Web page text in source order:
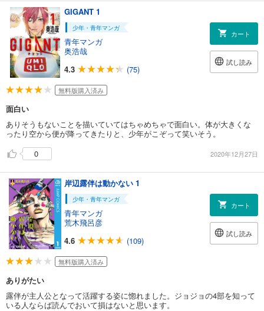
GIGANT 1
少年・青年マンガ
青年マンガ
奥浩哉
4.3
(75)
カート
試し読み
無料版購入済み
面白い
ありそうもないことを描いていてはちゃめちゃで面白い。体が大きくな
ったり空から便が降ってきたりと、少年がこぞって笑いそう。
0
2020年12月27日
岸辺露伴は動かない 1
少年・青年マンガ
青年マンガ
荒木飛呂彦
4.6
(109)
カート
試し読み
無料版購入済み
ありがたい
露伴が主人公となって活躍する姿に惚れました。ジョジョの4部を知って
いる人ならば読んでおいて損はないと思います。